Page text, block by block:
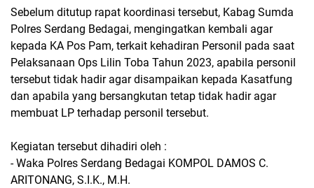
Sebelum ditutup rapat koordinasi tersebut, Kabag Sumda
Polres Serdang Bedagai, mengingatkan kembali agar
kepada KA Pos Pam, terkait kehadiran Personil pada saat
Pelaksanaan Ops Lilin Toba Tahun 2023, apabila personil
tersebut tidak hadir agar disampaikan kepada Kasatfung
dan apabila yang bersangkutan tetap tidak hadir agar
membuat LP terhadap personil tersebut.
Kegiatan tersebut dihadiri oleh :
- Waka Polres Serdang Bedagai KOMPOL DAMOS C.
ARITONANG, S.I.K., M.H.